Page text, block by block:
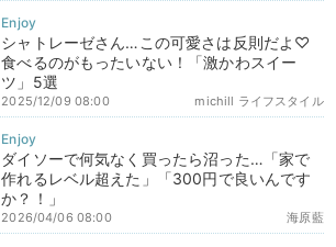
シャトレーゼさん…この可愛さは反則だよ♡
食べるのがもったいない！「激かわスイー
ツ」5選
michill ライフスタイル
2025/12/09 08:00
ダイソーで何気なく買ったら沼った…「家で
作れるレベル超えた」「300円で良いんです
か？！」
海原藍
2026/04/06 08:00